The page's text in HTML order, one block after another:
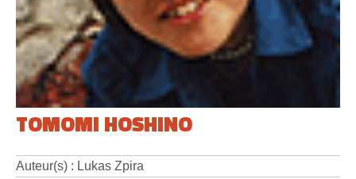
TOMOMI HOSHINO
Auteur(s) : Lukas Zpira